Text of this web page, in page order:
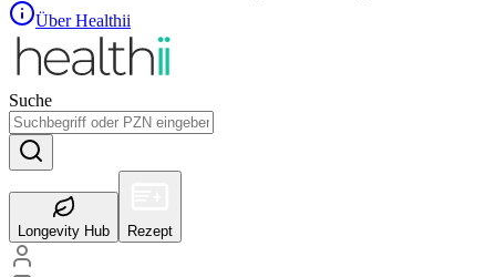
Über Healthii
Suche
Longevity Hub Rezept